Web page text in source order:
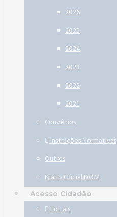
2026
2025
2024
2023
2022
2021
Convênios
Instruções Normativas
Outros
Diário Oficial DOM
Acesso Cidadão
Editais